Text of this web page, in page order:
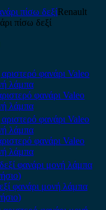
Renault
πίσω δεξί
φανάρι Valeo
λάμπα
φανάρι Valeo
λάμπα
φανάρι μονή λάμπα